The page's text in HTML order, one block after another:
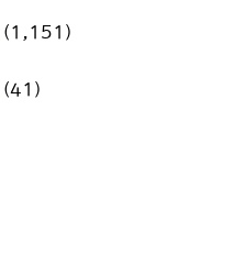
(1,151)
(41)